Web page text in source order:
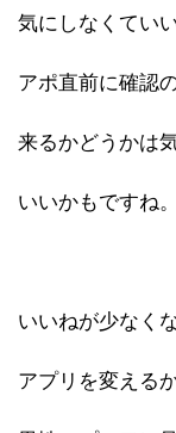
気にしなくてい
アポ直前に確認
来るかどうかは
いいかもですね。
いいねが少なく
アプリを変える